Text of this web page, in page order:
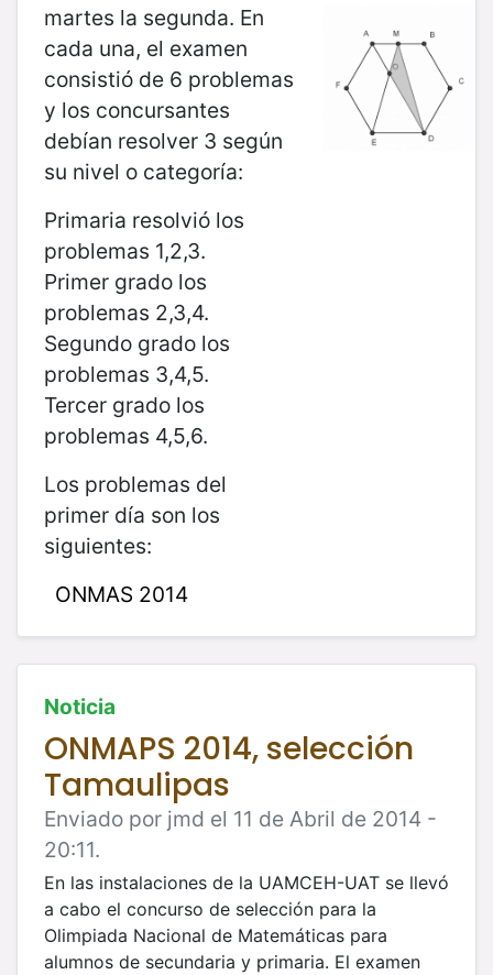
martes la segunda. En
cada una, el examen
consistió de 6 problemas
y los concursantes
debían resolver 3 según
su nivel o categoría:
Primaria resolvió los
problemas 1,2,3.
Primer grado los
problemas 2,3,4.
Segundo grado los
problemas 3,4,5.
Tercer grado los
problemas 4,5,6.
Los problemas del
primer día son los
siguientes:
ONMAS 2014
Noticia
ONMAPS 2014, selección
Tamaulipas
Enviado por jmd el 11 de Abril de 2014 -
20:11.
En las instalaciones de la UAMCEH-UAT se llevó
a cabo el concurso de selección para la
Olimpiada Nacional de Matemáticas para
alumnos de secundaria y primaria. El examen